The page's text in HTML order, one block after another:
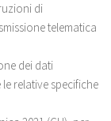
di
telematica
dei dati
relative specifiche